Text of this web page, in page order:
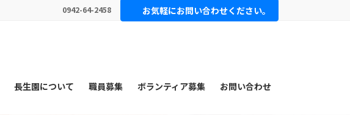
0942-64-2458 お気軽にお問い合わせください。
長生園について 職員募集 ボランティア募集 お問い合わせ